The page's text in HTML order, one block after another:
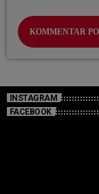
INSTAGRAM
FACEBOOK